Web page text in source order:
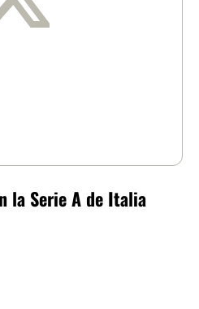
la Serie A de Italia